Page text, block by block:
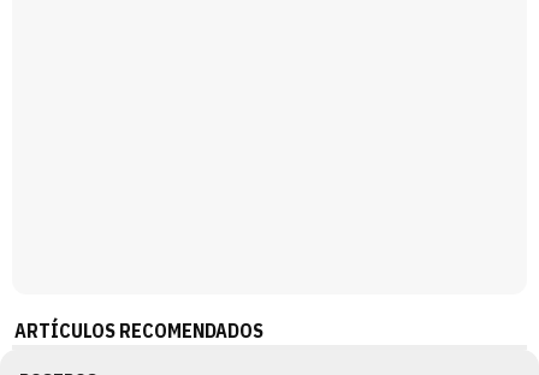
ARTÍCULOS RECOMENDADOS